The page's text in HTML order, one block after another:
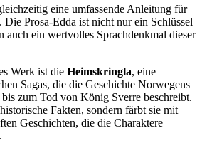
eine umfassende Anleitung ⁤für
Prosa-Edda ist nicht nur ein Schlüssel
auch ein wertvolles​ Sprachdenkmal dieser​
Werk ⁣ist ‌die Heimskringla, eine
Sagas,‌ die die Geschichte Norwegens
zum Tod⁤ von König Sverre beschreibt.
Fakten, sondern färbt sie​ mit
Geschichten, die die Charaktere